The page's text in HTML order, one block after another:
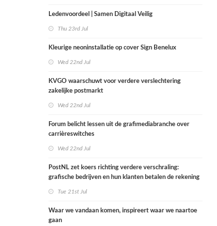
Ledenvoordeel | Samen Digitaal Veilig
Thu 23rd Jul
Kleurige neoninstallatie op cover Sign Benelux
Wed 22nd Jul
KVGO waarschuwt voor verdere verslechtering
zakelijke postmarkt
Wed 22nd Jul
Forum belicht lessen uit de grafimediabranche over
carrièreswitches
Wed 22nd Jul
PostNL zet koers richting verdere verschraling:
grafische bedrijven en hun klanten betalen de rekening
Tue 21st Jul
Waar we vandaan komen, inspireert waar we naartoe
gaan